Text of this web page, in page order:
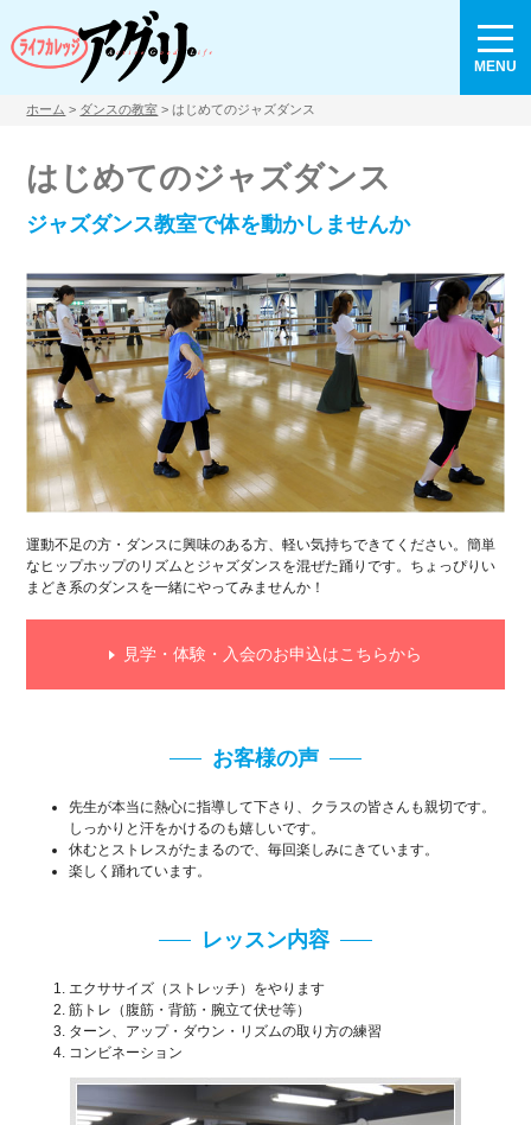
MENU
ホーム > ダンスの教室 > はじめてのジャズダンス
はじめてのジャズダンス
ジャズダンス教室で体を動かしませんか
運動不足の方・ダンスに興味のある方、軽い気持ちできてください。簡単
なヒップホップのリズムとジャズダンスを混ぜた踊りです。ちょっぴりい
まどき系のダンスを一緒にやってみませんか！
見学・体験・入会のお申込はこちらから
お客様の声
先生が本当に熱心に指導して下さり、クラスの皆さんも親切です。
しっかりと汗をかけるのも嬉しいです。
休むとストレスがたまるので、毎回楽しみにきています。
楽しく踊れています。
レッスン内容
エクササイズ（ストレッチ）をやります
筋トレ（腹筋・背筋・腕立て伏せ等）
ターン、アップ・ダウン・リズムの取り方の練習
コンビネーション